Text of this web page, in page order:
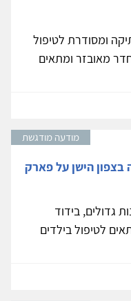
ומסודרת לטיפול
מאובזר ומתאים
מודעה מודגשת
הישן על פארק
גדולים, בידוד
לטיפול בילדים